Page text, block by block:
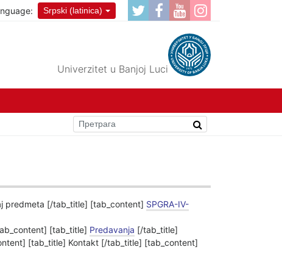
Srpski (latinica)
Univerzitet u Banjoj Luci
[/tab_title] [tab_content] SPGRA-IV-
[tab_title] Predavanja [/tab_title]
[tab_title] Kontakt [/tab_title] [tab_content]